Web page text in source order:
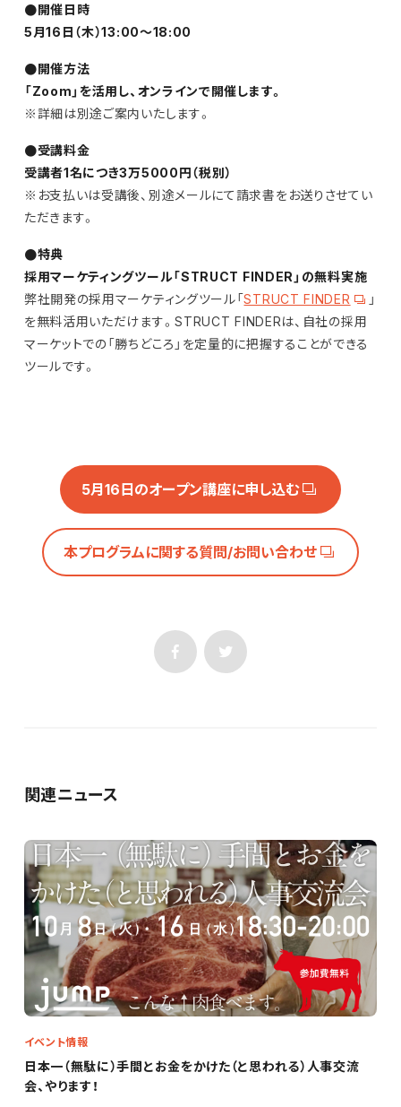
●開催日時
5月16日（木）13:00〜18:00
●開催方法
「Zoom」を活用し、オンラインで開催します。
※詳細は別途ご案内いたします。
●受講料金
受講者1名につき3万5000円（税別）
※お支払いは受講後、別途メールにて請求書をお送りさせてい
ただきます。
●特典
採用マーケティングツール「STRUCT FINDER」の無料実施
弊社開発の採用マーケティングツール「STRUCT FINDER
」
を無料活用いただけます。STRUCT FINDERは、自社の採用
マーケットでの「勝ちどころ」を定量的に把握することができる
ツールです。
5月16日のオープン講座に申し込む
本プログラムに関する質問/お問い合わせ
関連ニュース
イベント情報
日本一（無駄に）手間とお金をかけた（と思われる）人事交流
会、やります！